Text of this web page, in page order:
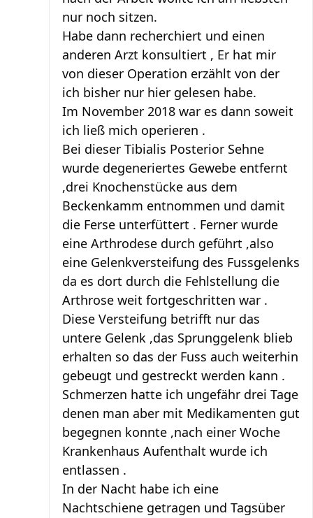
nur noch sitzen.
Habe dann recherchiert und einen
anderen Arzt konsultiert , Er hat mir
von dieser Operation erzählt von der
ich bisher nur hier gelesen habe.
Im November 2018 war es dann soweit
ich ließ mich operieren .
Bei dieser Tibialis Posterior Sehne
wurde degeneriertes Gewebe entfernt
,drei Knochenstücke aus dem
Beckenkamm entnommen und damit
die Ferse unterfüttert . Ferner wurde
eine Arthrodese durch geführt ,also
eine Gelenkversteifung des Fussgelenks
da es dort durch die Fehlstellung die
Arthrose weit fortgeschritten war .
Diese Versteifung betrifft nur das
untere Gelenk ,das Sprunggelenk blieb
erhalten so das der Fuss auch weiterhin
gebeugt und gestreckt werden kann .
Schmerzen hatte ich ungefähr drei Tage
denen man aber mit Medikamenten gut
begegnen konnte ,nach einer Woche
Krankenhaus Aufenthalt wurde ich
entlassen .
In der Nacht habe ich eine
Nachtschiene getragen und Tagsüber